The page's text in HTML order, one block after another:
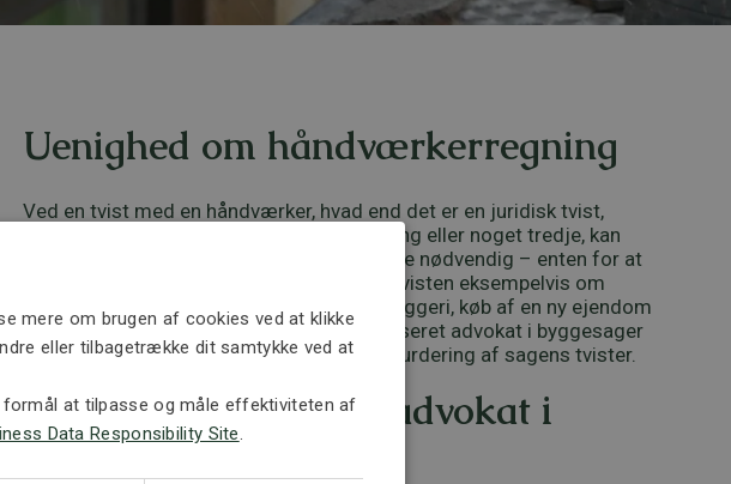
Uenighed om håndværkerregning
Ved en tvist med en håndværker, hvad end det er en juridisk tvist,
omhandler uenighed om håndværkerregning eller noget tredje, kan
bistand fra en advokat i nogle tilfælde være nødvendig – enten for at
undgå eller behandle en retssag. Handler tvisten eksempelvis om
boligkøb og byggesager – det kan være byggeri, køb af en ny ejendom
eller renovering af et hus – kan en specialiseret advokat i byggesager
fra STORM Advokatfirma hjælpe med en vurdering af sagens tvister.
Vi kan bistå dig som advokat i
byggesager
mere om brugen af cookies ved at klikke
eller tilbagetrække dit samtykke ved at
at tilpasse og måle effektiviteten af
Data Responsibility Site.